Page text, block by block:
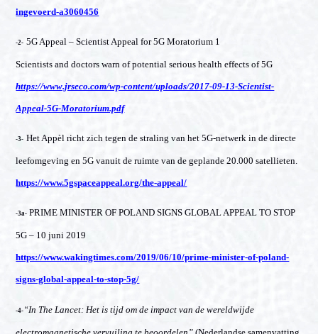
ingevoerd-a3060456
-2- 5G Appeal – Scientist Appeal for 5G Moratorium 1
Scientists and doctors warn of potential serious health effects of 5G
https://www.jrseco.com/wp-content/uploads/2017-09-13-Scientist-
Appeal-5G-Moratorium.pdf
-3- Het Appèl richt zich tegen de straling van het 5G-netwerk in de directe
leefomgeving en 5G vanuit de ruimte van de geplande 20.000 satellieten.
https://www.5gspaceappeal.org/the-appeal/
-3a- PRIME MINISTER OF POLAND SIGNS GLOBAL APPEAL TO STOP
5G – 10 juni 2019
https://www.wakingtimes.com/2019/06/10/prime-minister-of-poland-
signs-global-appeal-to-stop-5g/
-4- “In The Lancet: Het is tijd om de impact van de wereldwijde